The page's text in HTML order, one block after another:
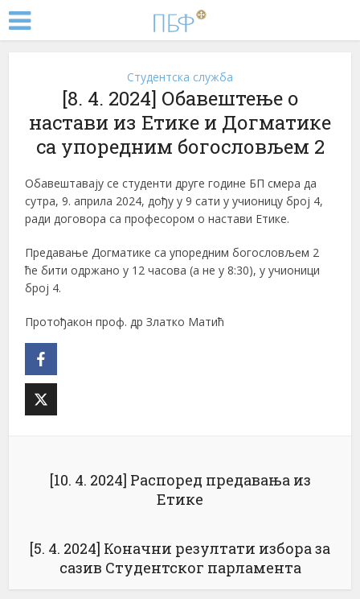
Студентска служба
[8. 4. 2024] Обавештење о
настави из Етике и Догматике
са упоредним богословљем 2
Обавештавају се студенти друге године БП смера да
сутра, 9. априла 2024, дођу у 9 сати у учионицу број 4,
ради договора са професором о настави Етике.
Предавање Догматике са упоредним богословљем 2
ће бити одржано у 12 часова (а не у 8:30), у учионици
број 4.
Протођакон проф. др Златко Матић
[10. 4. 2024] Распоред предавања из
Етике
[5. 4. 2024] Коначни резултати избора за
сазив Студентског парламента